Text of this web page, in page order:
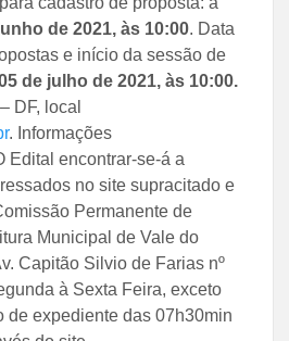
de 2021, às 10:00. Data
e início da sessão de
de julho de 2021, às 10:00.
DF, local
. Informações
Edital encontrar-se-á a
no site supracitado e
Permanente de
Municipal de Vale do
Capitão Silvio de Farias nº
à Sexta Feira, exceto
de expediente das 07h30min